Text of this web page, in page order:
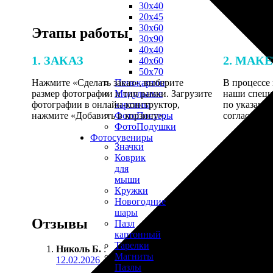
30х40
20х45
30х60
30х90
40х40
40х60
50х70
Пенокартон
Модульные
картины
ФотоПостеры
ФотоПодушки
Фотоcувениры
Значки
Коврик
для
мыши
Кружки
Новогодние
шары
Пазл
картонный
Тарелки
Магниты
Пазлы
Этапы работы
1. ЗАКАЗ
Нажмите «Сделать заказ», выберите
размер фотографии и тип рамки. Загрузите
фотографии в онлайн-конструктор,
нажмите «Добавить в корзину».
2.
В процессе
наши
по
Отзывы
Николь Б. :
12.02.2026